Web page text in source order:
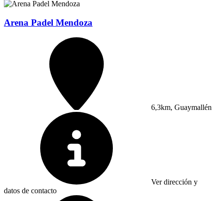
Arena Padel Mendoza
6,3km, Guaymallén
Ver dirección y
datos de contacto